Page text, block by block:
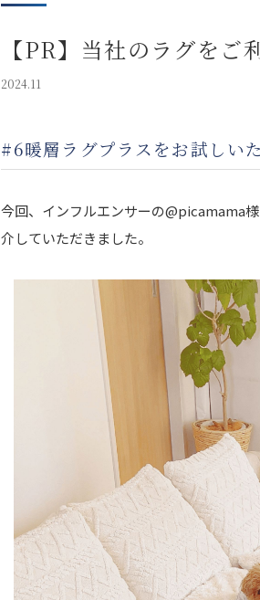
【PR】当社のラグをご
2024.11
#6暖層ラグプラスをお試しい
今回、インフルエンサーの@picamama
介していただきました。